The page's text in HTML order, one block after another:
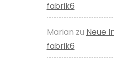
fabrik6
Marian zu Neue
fabrik6